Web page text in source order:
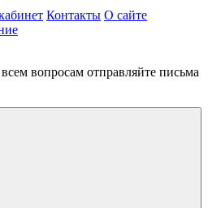
Контакты О сайте
вопросам отправляйте письма